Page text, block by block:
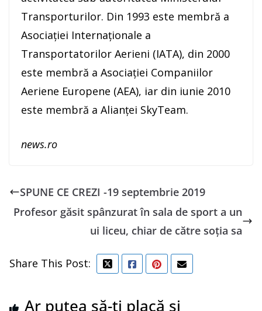
Transporturilor. Din 1993 este membră a
Asociaţiei Internaţionale a
Transportatorilor Aerieni (IATA), din 2000
este membră a Asociaţiei Companiilor
Aeriene Europene (AEA), iar din iunie 2010
este membră a Alianţei SkyTeam.
news.ro
SPUNE CE CREZI -19 septembrie 2019
Profesor găsit spânzurat în sala de sport a un
ui liceu, chiar de către soţia sa
Share This Post:
Ar putea să-ți placă și